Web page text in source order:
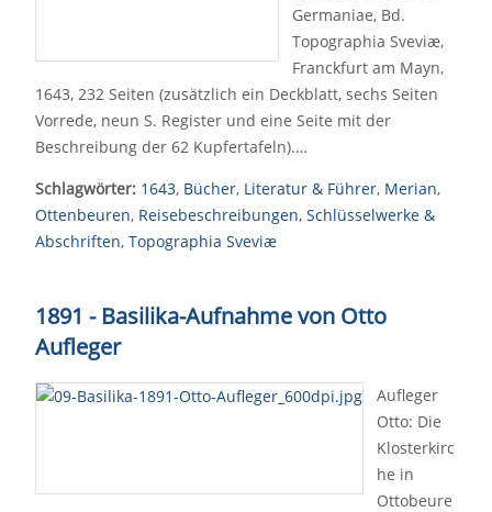
Germaniae, Bd.
Topographia Sveviæ,
Franckfurt am Mayn,
1643, 232 Seiten (zusätzlich ein Deckblatt, sechs Seiten
Vorrede, neun S. Register und eine Seite mit der
Beschreibung der 62 Kupfertafeln).…
Schlagwörter: 1643, Bücher, Literatur & Führer, Merian,
Ottenbeuren, Reisebeschreibungen, Schlüsselwerke &
Abschriften, Topographia Sveviæ
1891 - Basilika-Aufnahme von Otto
Aufleger
Aufleger
Otto: Die
Klosterkirc
he in
Ottobeure